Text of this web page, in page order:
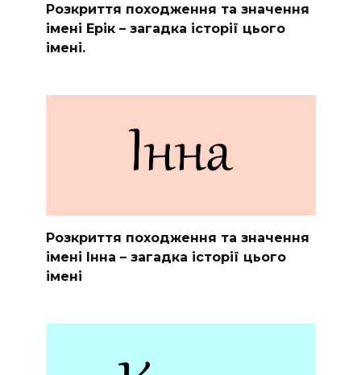
Розкриття походження та значення
імені Ерік – загадка історії цього
імені.
Розкриття походження та значення
імені Інна – загадка історії цього
імені